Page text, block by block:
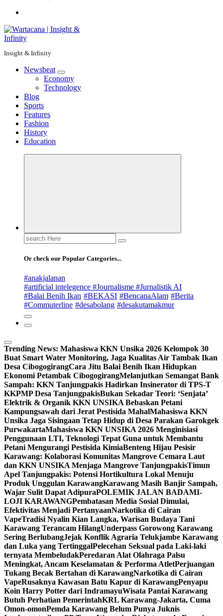
Insight & Infinity
Newsbeat
Economy
Technology
Blog
Sports
Features
Fashion
History
Education
Search
for:
Or check our Popular Categories...
#anakjalanan
#artificial intelegence #Journalisme #Jurnalistik AI
#Balai Benih Ikan #BEKASI #BencanaAlam #Berita
#Commuterline #desabolang #desakutamakmur
Trending News: Mahasiswa KKN Unsika 2026 Kelompok 30
Buat Smart Water Monitoring, Jaga Kualitas Air Tambak Ikan
Desa CibogogirangCara Jitu Balai Benih Ikan Hidupkan
Ekonomi Petambak CibogogirangMelanjutkan Semangat Bank
Sampah: KKN Tanjungpakis Hadirkan Insinerator di TPS-T
KKPMP Desa TanjungpakisBukan Sekadar Teori: ‘Senjata’
Elektrik & Organik KKN UNSIKA Bebaskan Petani
Kampungsawah dari Jerat Pestisida MahalMahasiswa KKN
Unsika Jaga Sisingaan Tetap Hidup di Desa Parakan Garokgek
PurwakartaMahasiswa KKN UNSIKA 2026 Menginisiasi
Penggunaan LTI, Teknologi Tepat Guna untuk Membantu
Petani Mengurangi Pestisida KimiaBenteng Hijau Pesisir
Karawang: Kolaborasi Komunitas Mangrove Cemara Laut
dan KKN UNSIKA Menjaga Mangrove TanjungpakisTimun
Apel Tanjungpakis: Potensi Hortikultura Lokal Menuju
Produk Unggulan KarawangKarawang Masih Banjir Sampah,
Wajar Sulit Dapat AdipuraPOLEMIK JALAN BADAMI-
LOJI KARAWANGPembatasan Media Sosial Dimulai,
Efektivitas Menjadi PertanyaanNarkotika di Cairan
VapeTradisi Nyalin Kian Langka, Warisan Budaya Tani
Karawang Terancam HilangUnderpass Gorowong Karawang
Sering BerlubangJejak Konflik Agraria Telukjambe Karawang
dan Luka yang TertinggalPelecehan Seksual pada Laki-laki
ternyata MembeludakPeredaran Alat Olahraga Palsu
Meningkat, Ancam Keselamatan & Performa AtletPerjuangan
Tukang Becak Bertahan di KarawangNarkotika di Cairan
VapeRusaknya Kawasan Batu Kapur di KarawangPenyapu
Koin Harry Potter dari IndramayuWisata Pantai Karawang
Butuh Perhatian PemerintahKRL Karawang-Jakarta, Cuma
Omon-omonPemda Karawang Belum Punya Juknis